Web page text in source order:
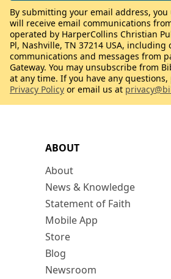
ABOUT
About
News & Knowledge
Statement of Faith
Mobile App
Store
Blog
Newsroom
By submitting your email address,
will receive email communications
operated by HarperCollins Christian
Pl, Nashville, TN 37214 USA, including
communications and messages from
Gateway. You may unsubscribe from
at any time. If you have any
Privacy Policy or email us at